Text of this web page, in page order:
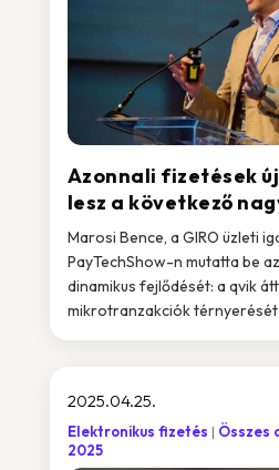
Azonnali fizetések
lesz a következő
Marosi Bence, a GIRO üzleti
PayTechShow-n mutatta be
dinamikus fejlődését: a qvik
mikrotranzakciók
2025.04.25.
Elektronikus fizetés Összes
2025